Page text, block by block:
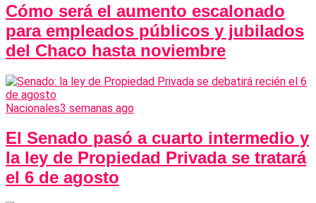
Cómo será el aumento escalonado
para empleados públicos y jubilados
del Chaco hasta noviembre
Nacionales3 semanas ago
El Senado pasó a cuarto intermedio y
la ley de Propiedad Privada se tratará
el 6 de agosto